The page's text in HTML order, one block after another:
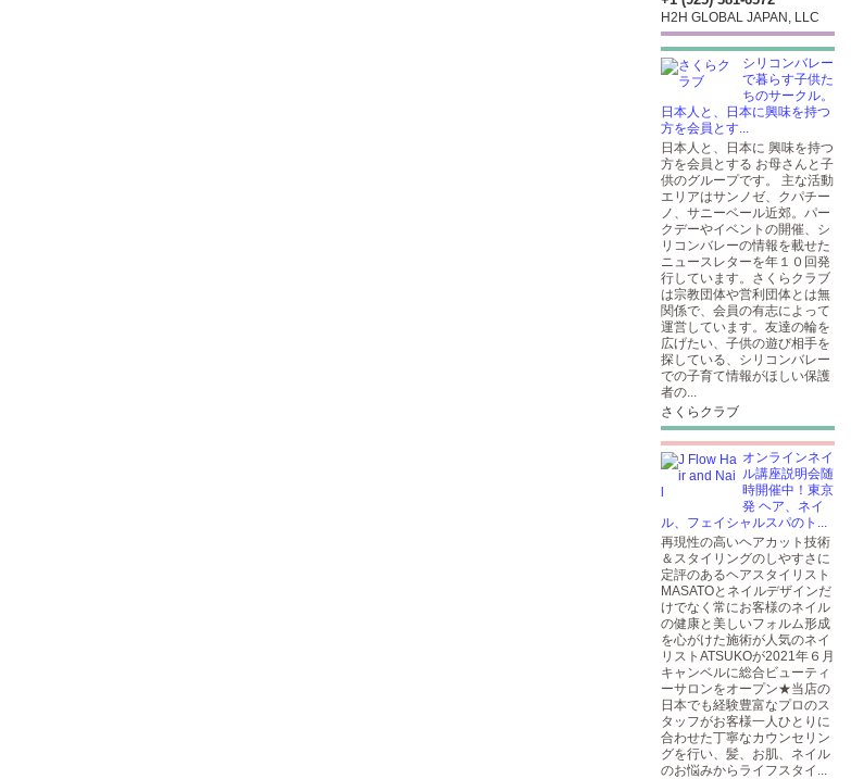
H2H GLOBAL JAPAN, LLC
シリコンバレー
で暮らす子供た
ちのサークル。
日本人と、日本に興味を持つ
方を会員とす...
日本人と、日本に 興味を持つ
方を会員とする お母さんと子
供のグループです。 主な活動
エリアはサンノゼ、クパチー
ノ、サニーベール近郊。パー
クデーやイベントの開催、シ
リコンバレーの情報を載せた
ニュースレターを年１０回発
行しています。さくらクラブ
は宗教団体や営利団体とは無
関係で、会員の有志によって
運営しています。友達の輪を
広げたい、子供の遊び相手を
探している、シリコンバレー
での子育て情報がほしい保護
者の...
さくらクラブ
オンラインネイ
ル講座説明会随
時開催中！東京
発 ヘア、ネイ
ル、フェイシャルスパのト...
再現性の高いヘアカット技術
＆スタイリングのしやすさに
定評のあるヘアスタイリスト
MASATOとネイルデザインだ
けでなく常にお客様のネイル
の健康と美しいフォルム形成
を心がけた施術が人気のネイ
リストATSUKOが2021年６月
キャンベルに総合ビューティ
ーサロンをオープン★当店の
日本でも経験豊富なプロのス
タッフがお客様一人ひとりに
合わせた丁寧なカウンセリン
グを行い、髪、お肌、ネイル
のお悩みからライフスタイ...